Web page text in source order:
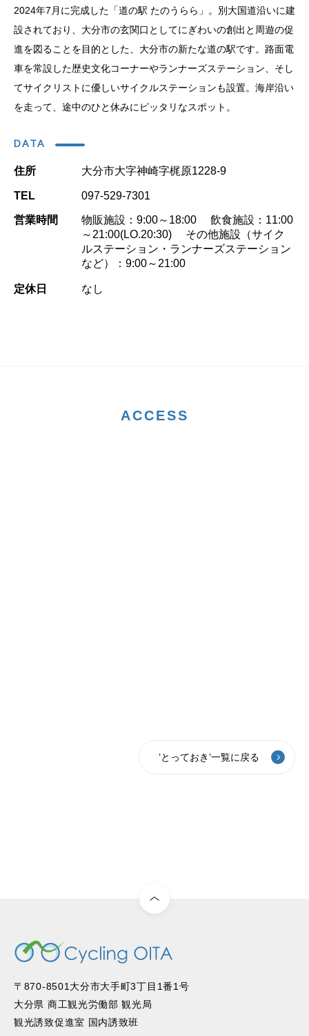
2024年7月に完成した「道の駅 たのうらら」。別大国道沿いに建
設されており、大分市の玄関口としてにぎわいの創出と周遊の促
進を図ることを目的とした、大分市の新たな道の駅です。路面電
車を常設した歴史文化コーナーやランナーズステーション、そし
てサイクリストに優しいサイクルステーションも設置。海岸沿い
を走って、途中のひと休みにピッタリなスポット。
DATA
住所 大分市大字神崎字梶原1228-9
TEL 097-529-7301
営業時間
物販施設：9:00～18:00 飲食施設：11:00
～21:00(LO.20:30) その他施設（サイク
ルステーション・ランナーズステーション
など）：9:00～21:00
定休日 なし
ACCESS
’とっておき’一覧に戻る
〒870-8501大分市大手町3丁目1番1号
大分県 商工観光労働部 観光局
観光誘致促進室 国内誘致班